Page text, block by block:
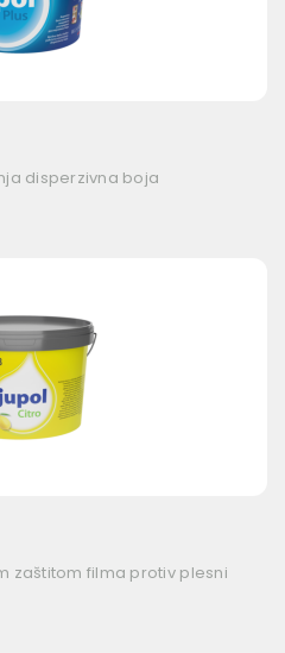
disperzivna boja
zaštitom filma protiv plesni